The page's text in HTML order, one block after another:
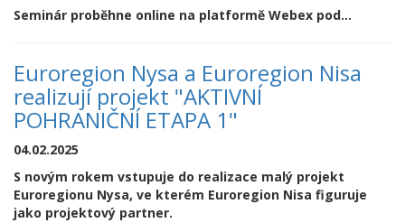
Seminár proběhne online na platformě Webex pod...
Euroregion Nysa a Euroregion Nisa
realizují projekt "AKTIVNÍ
POHRANIČNÍ ETAPA 1"
04.02.2025
S novým rokem vstupuje do realizace malý projekt
Euroregionu Nysa, ve kterém Euroregion Nisa figuruje
jako projektový partner.